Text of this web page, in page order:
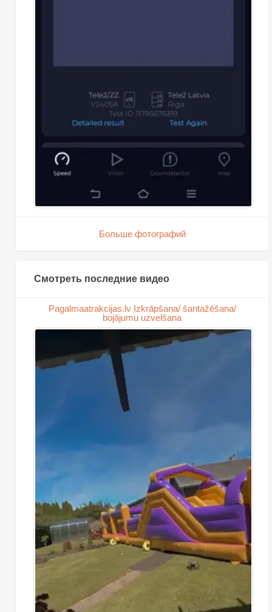
Больше фотографий
Смотреть последние видео
Pagalmaatrakcijas.lv Izkrāpšana/ šantažēšana/
bojājumu uzvelšana